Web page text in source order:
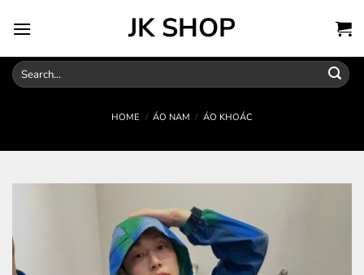
JK SHOP
Search
for:
HOME / ÁO NAM / ÁO KHOÁC